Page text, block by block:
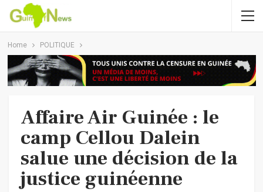
Home POLITIQUE
Affaire Air Guinée : le
camp Cellou Dalein
salue une décision de la
justice guinéenne